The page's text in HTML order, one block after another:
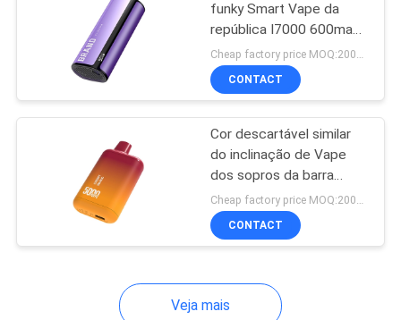
Difusor Vape de
Cigalike
Mini Electronic
funky Smart Vape da
república I7000 600mah
com uma visualização
ótica
CONTACT
Cor descartável similar
do inclinação de Vape
dos sopros da barra
5000 do DUENDE
CONTACT
Veja mais